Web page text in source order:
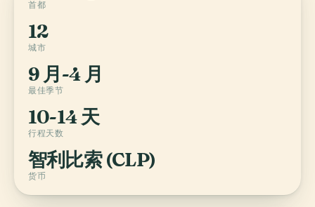
首都
12
城市
9 月-4 月
最佳季节
10-14 天
行程天数
智利比索 (CLP)
货币